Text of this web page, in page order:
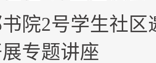
院2号学生社
专题讲座